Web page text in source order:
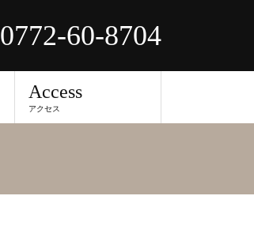
0772-60-8704
Access
アクセス